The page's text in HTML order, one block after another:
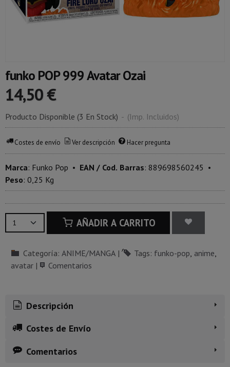
funko POP 999 Avatar Ozai
14,50 €
Producto Disponible (3 En Stock) - (Imp. Incluidos)
Costes de envío Ver descripción Hacer pregunta
Marca: Funko Pop • EAN / Cod. Barras: 889698560245 •
Peso: 0,25 Kg
AÑADIR A CARRITO
Categoría: ANIME/MANGA | Tags: funko-pop anime
avatar | Comentarios
Descripción
Costes de Envío
Comentarios